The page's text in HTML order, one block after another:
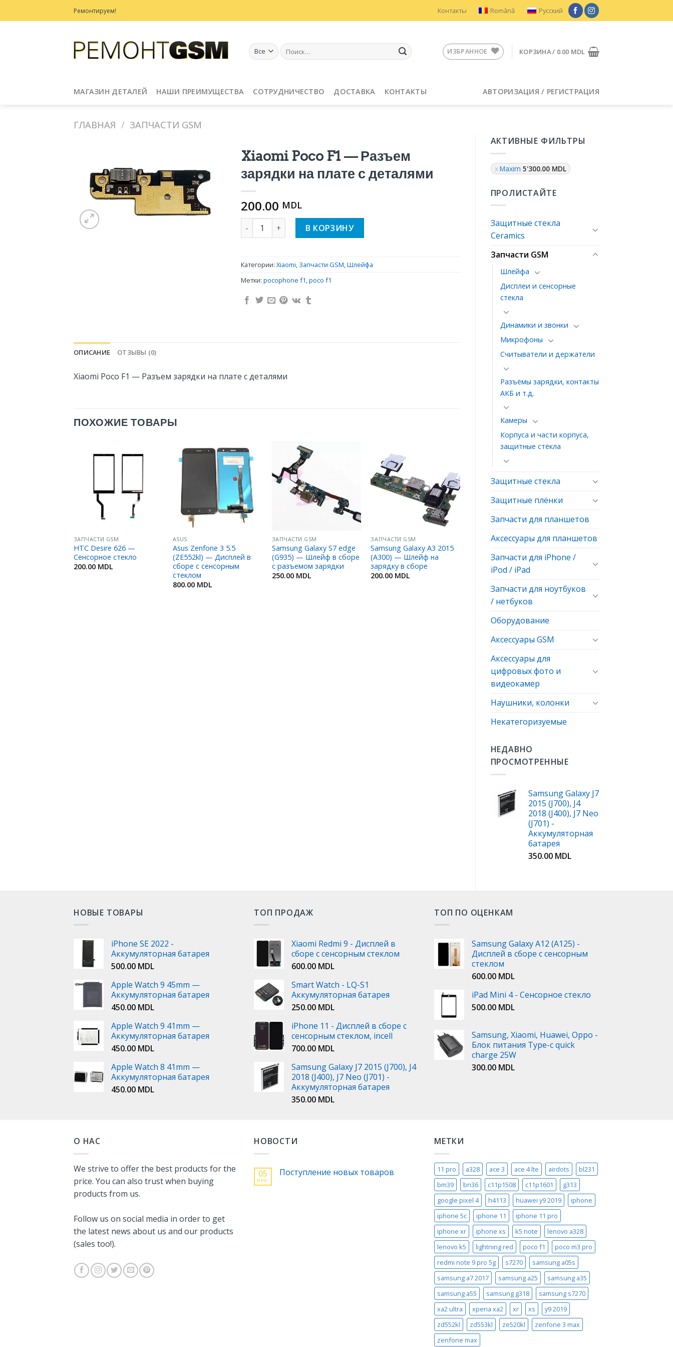
to
Ремонтируем! Контакты Română Русский
Искать: ИЗБРАННОЕ КОРЗИНА / 0.00 MDL
МАГАЗИН ДЕТАЛЕЙ НАШИ ПРЕИМУЩЕСТВА СОТРУДНИЧЕСТВО ДОСТАВКА КОНТАКТЫ АВТОРИЗАЦИЯ / РЕГИСТРАЦИЯ
ГЛАВНАЯ / ЗАПЧАСТИ GSM
АКТИВНЫЕ ФИЛЬТРЫ
Maxim 5'300.00 MDL
ПРОЛИСТАЙТЕ
Защитные стекла
Ceramics
Запчасти GSM
Шлейфа
Дисплеи и сенсорные
стекла
Динамики и звонки
Микрофоны
Считыватели и держатели
Разъёмы зарядки, контакты
АКБ и т.д.
Камеры
Корпуса и части корпуса,
защитные стёкла
Защитные стекла
Защитные плёнки
Запчасти для планшетов
Аксессуары для планшетов
Запчасти для iPhone /
iPod / iPad
Запчасти для ноутбуков
/ нетбуков
Оборудование
Аксессуары GSM
Аксессуары для
цифровых фото и
видеокамер
Наушники, колонки
Некатегоризуемые
НЕДАВНО
ПРОСМОТРЕННЫЕ
Samsung Galaxy J7
2015 (J700), J4
2018 (J400), J7 Neo
(J701) -
Аккумуляторная
батарея
350.00 MDL
Добавить
в
Избранное
Xiaomi Poco F1 — Разъем
зарядки на плате с деталями
200.00 MDL
Количество Xiaomi Poco F1 — Разъем зарядки на плате с деталями
В КОРЗИНУ
Категории: Xiaomi, Запчасти GSM,Шлейфа
Метки: pocophone f1,poco f1
ОПИСАНИЕ ОТЗЫВЫ (0)
Xiaomi Poco F1 — Разъем зарядки на плате с деталями
ПОХОЖИЕ ТОВАРЫ
Избранное
ЗАПЧАСТИ GSM
HTC Desire 626 —
Сенсорное стекло
200.00 MDL
Добавить
в
Избранное
ASUS
Asus Zenfone 3 5.5
(ZE552kl) — Дисплей в
сборе с сенсорным
стеклом
800.00 MDL
ЗАПЧАСТИ GSM
Samsung Galaxy S7 edge
(G935) — Шлейф в сборе
с разъемом зарядки
250.00 MDL
Избранное
ЗАПЧАСТИ GSM
Samsung Galaxy A3 2015
(A300) — Шлейф на
зарядку в сборе
200.00 MDL
НОВЫЕ ТОВАРЫ
iPhone SE 2022 -
Аккумуляторная батарея
500.00 MDL
Apple Watch 9 45mm —
Аккумуляторная батарея
450.00 MDL
Apple Watch 9 41mm —
Аккумуляторная батарея
450.00 MDL
Apple Watch 8 41mm —
Аккумуляторная батарея
450.00 MDL
ТОП ПРОДАЖ
Xiaomi Redmi 9 - Дисплей в
сборе с сенсорным стеклом
600.00 MDL
Smart Watch - LQ-S1
Аккумуляторная батарея
250.00 MDL
iPhone 11 - Дисплей в сборе с
сенсорным стеклом, incell
700.00 MDL
Samsung Galaxy J7 2015 (J700), J4
2018 (J400), J7 Neo (J701) -
Аккумуляторная батарея
350.00 MDL
ТОП ПО ОЦЕНКАМ
Samsung Galaxy A12 (A125) -
Дисплей в сборе с сенсорным
стеклом
600.00 MDL
iPad Mini 4 - Сенсорное стекло
500.00 MDL
Samsung, Xiaomi, Huawei, Oppo -
Блок питания Type-c quick
charge 25W
300.00 MDL
О НАС
We strive to offer the best products for the
price. You can also trust when buying
products from us.
Follow us on social media in order to get
the latest news about us and our products
(sales too!).
НОВОСТИ
05
nov.
Поступление новых товаров
МЕТКИ
11 pro a328 ace 3 ace 4 lte airdots
bl231
bm39
bn36 c11p1508 c11p1601
g313
google pixel 4
h4113 huawei y9 2019
iphone
iphone 5c
iphone 11
iphone 11 pro
iphone xr
iphone xs k5 note
lenovo a328
lenovo k5
lightning red poco f1
poco m3 pro
redmi note 9 pro 5g
s7270
samsung a05s
samsung a7 2017
samsung a25
samsung a35
samsung a55
samsung g318
samsung s7270
xa2 ultra
xperia xa2 xr xs
y9 2019
zd552kl
zd553kl ze520kl
zenfone 3 max
zenfone max